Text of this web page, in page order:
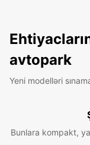
avtopark
Yeni modelləri
Bunlara kompakt,